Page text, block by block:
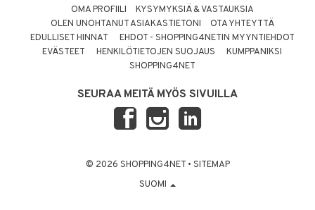
OMA PROFIILI
KYSYMYKSIÄ & VASTAUKSIA
OLEN UNOHTANUT ASIAKASTIETONI
OTA YHTEYTTÄ
EDULLISET HINNAT
EHDOT - SHOPPING4NETIN MYYNTIEHDOT
EVÄSTEET
HENKILÖTIETOJEN SUOJAUS
KUMPPANIKSI
SHOPPING4NET
SEURAA MEITÄ MYÖS SIVUILLA
© 2026 SHOPPING4NET • SITEMAP
SUOMI